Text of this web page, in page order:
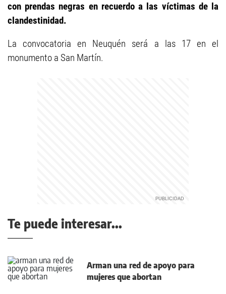
con prendas negras en recuerdo a las víctimas de la
clandestinidad.
La convocatoria en Neuquén será a las 17 en el
monumento a San Martín.
Te puede interesar...
Arman una red de apoyo para
mujeres que abortan